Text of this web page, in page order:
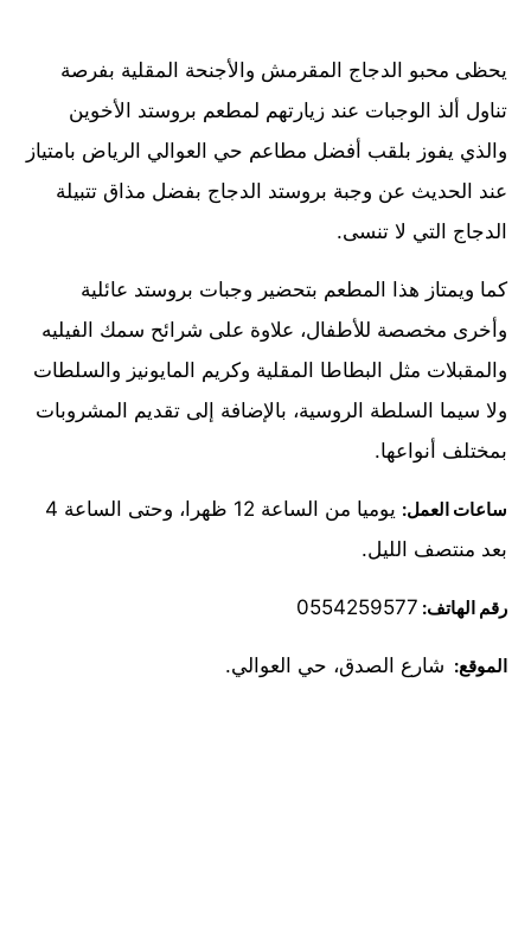
يحظى محبو الدجاج المقرمش والأجنحة المقلية بفرصة
تناول ألذ الوجبات عند زيارتهم لمطعم بروستد الأخوين
والذي يفوز بلقب أفضل مطاعم حي العوالي الرياض بامتياز
عند الحديث عن وجبة بروستد الدجاج بفضل مذاق تتبيلة
الدجاج التي لا تنسى.
كما ويمتاز هذا المطعم بتحضير وجبات بروستد عائلية
وأخرى مخصصة للأطفال، علاوة على شرائح سمك الفيليه
والمقبلات مثل البطاطا المقلية وكريم المايونيز والسلطات
ولا سيما السلطة الروسية، بالإضافة إلى تقديم المشروبات
بمختلف أنواعها.
ساعات العمل:
يوميا من الساعة 12 ظهرا، وحتى الساعة 4
بعد منتصف الليل.
رقم الهاتف: 0554259577
الموقع: شارع الصدق، حي العوالي.